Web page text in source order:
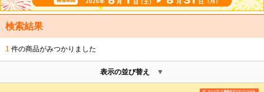
検索結果
1 件の商品がみつかりました
表示の並び替え